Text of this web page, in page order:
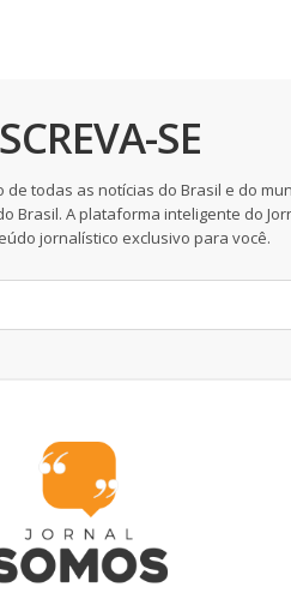
SE
todas as notícias do Brasil e do
Brasil. A plataforma inteligente do
jornalístico exclusivo para você.